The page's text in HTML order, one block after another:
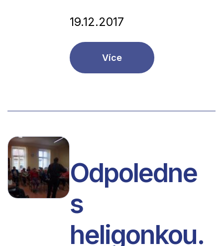
19.12.2017
Více
Odpoledne
s
heligonkou.